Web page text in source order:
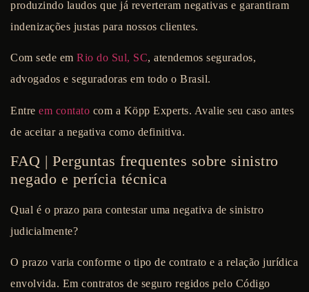
produzindo laudos que já reverteram negativas e garantiram
indenizações justas para nossos clientes.
Com sede em Rio do Sul, SC, atendemos segurados,
advogados e seguradoras em todo o Brasil.
Entre em contato com a Köpp Experts. Avalie seu caso antes
de aceitar a negativa como definitiva.
FAQ | Perguntas frequentes sobre sinistro
negado e perícia técnica
Qual é o prazo para contestar uma negativa de sinistro
judicialmente?
O prazo varia conforme o tipo de contrato e a relação jurídica
envolvida. Em contratos de seguro regidos pelo Código